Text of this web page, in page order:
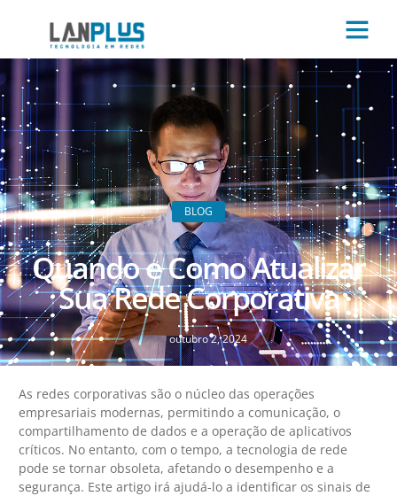
BLOG
Quando e Como Atualizar
Sua Rede Corporativa
outubro 2, 2024
As redes corporativas são o núcleo das operações
empresariais modernas, permitindo a comunicação, o
compartilhamento de dados e a operação de aplicativos
críticos. No entanto, com o tempo, a tecnologia de rede
pode se tornar obsoleta, afetando o desempenho e a
segurança. Este artigo irá ajudá-lo a identificar os sinais de